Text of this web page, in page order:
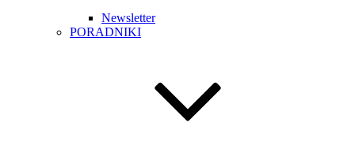
Newsletter
PORADNIKI